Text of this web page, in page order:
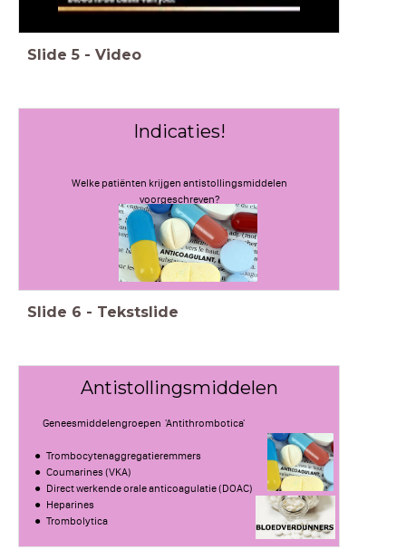
Slide 5 - Video
Indicaties!
Welke patiënten krijgen antistollingsmiddelen
voorgeschreven?
Slide 6 - Tekstslide
Antistollingsmiddelen
Geneesmiddelengroepen 'Antithrombotica'
Trombocytenaggregatieremmers
Coumarines (VKA)
Direct werkende orale anticoagulatie (DOAC)
Heparines
Trombolytica